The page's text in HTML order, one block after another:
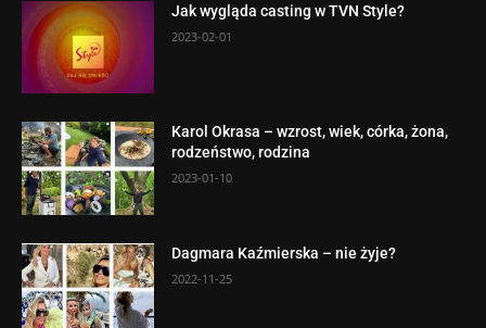
Jak wygląda casting w TVN Style?
2023-02-01
Karol Okrasa – wzrost, wiek, córka, żona,
rodzeństwo, rodzina
2023-01-10
Dagmara Kaźmierska – nie żyje?
2022-11-25